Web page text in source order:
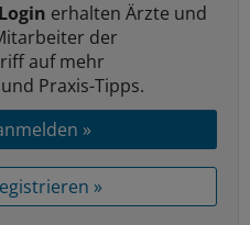
erhalten Ärzte und
der
auf mehr
Praxis-Tipps.
»
»